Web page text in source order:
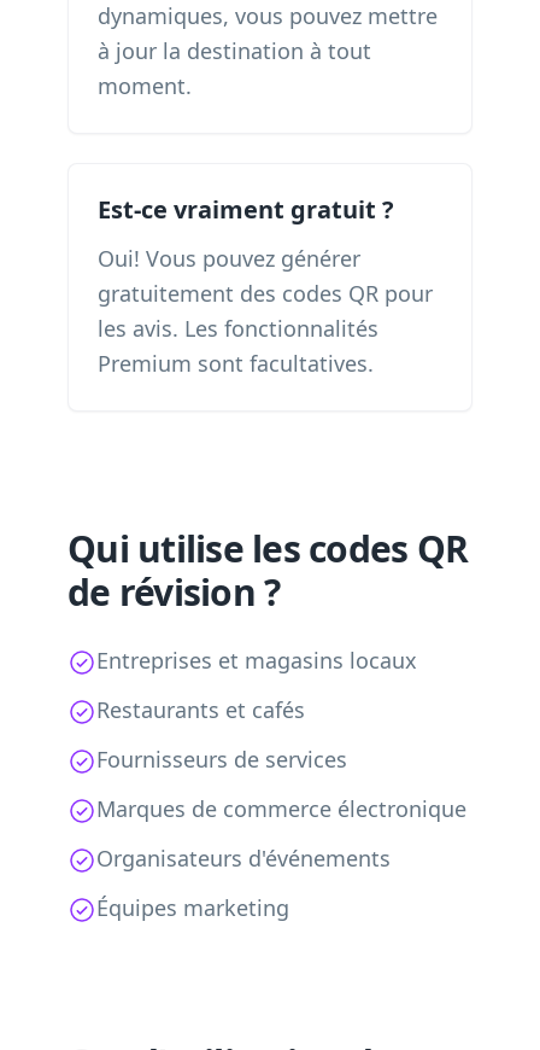
dynamiques, vous pouvez mettre
à jour la destination à tout
moment.
Est-ce vraiment gratuit ?
Oui! Vous pouvez générer
gratuitement des codes QR pour
les avis. Les fonctionnalités
Premium sont facultatives.
Qui utilise les codes QR
de révision ?
Entreprises et magasins locaux
Restaurants et cafés
Fournisseurs de services
Marques de commerce électronique
Organisateurs d'événements
Équipes marketing